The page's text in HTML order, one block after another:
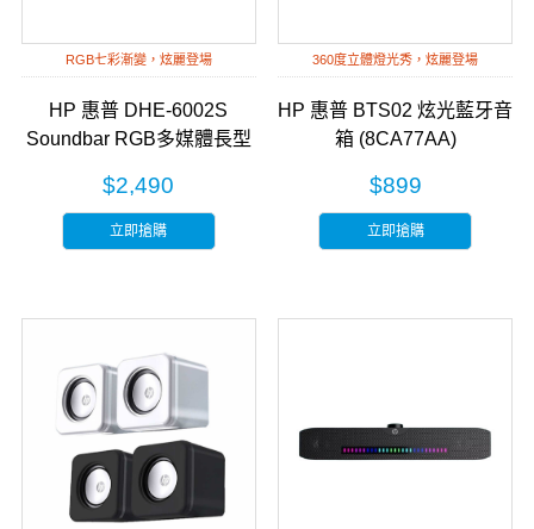
RGB七彩漸變，炫麗登場
HP 惠普 DHE-6002S
Soundbar RGB多媒體長型
$2,490
立即搶購
360度立體燈光秀，炫麗登場
HP 惠普 BTS02 炫光藍牙音
箱 (8CA77AA)
$899
立即搶購